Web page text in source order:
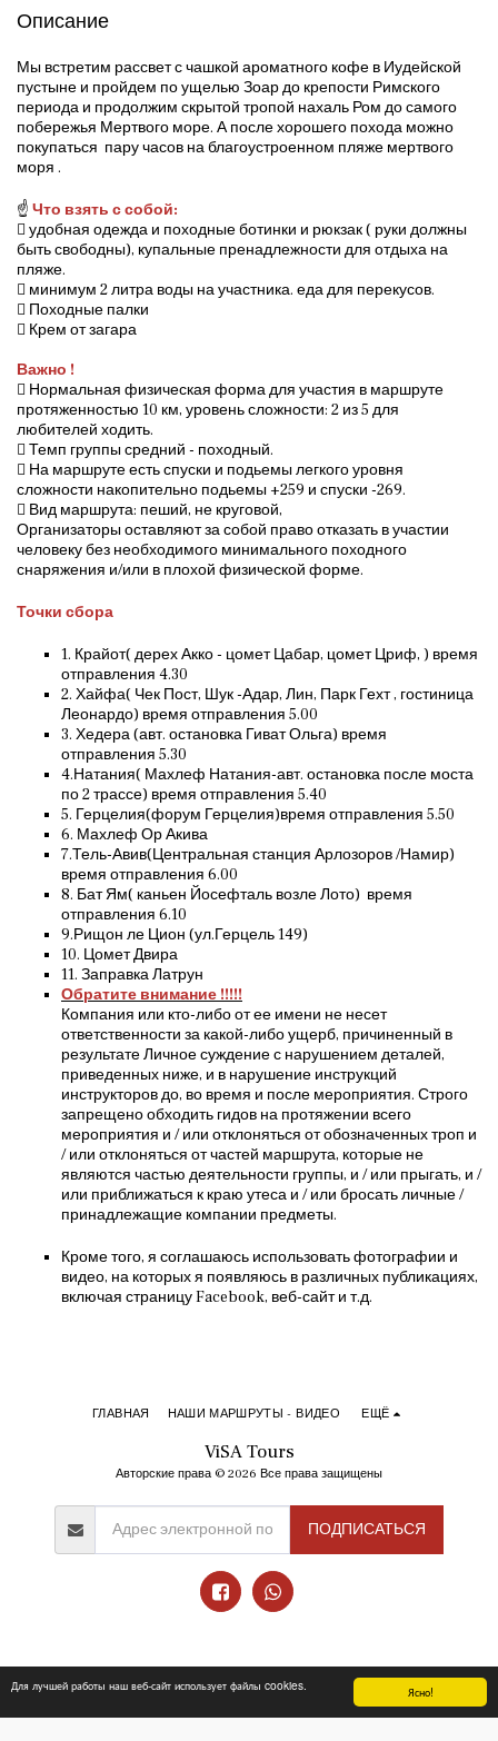
Ясно!
Для лучшей работы наш веб-сайт использует файлы cookies.
Описание
Мы встретим рассвет с чашкой ароматного кофе в Иудейской
пустыне и пройдем по ущелью Зоар до крепости Римского
периода и продолжим скрытой тропой нахаль Ром до самого
побережья Мертвого море. А после хорошего похода можно
покупаться пару часов на благоустроенном пляже мертвого
моря .
☝️ Что взять с собой:
 удобная одежда и походные ботинки и рюкзак ( руки должны
быть свободны), купальные пренадлежности для отдыха на
пляже.
 минимум 2 литра воды на участника. еда для перекусов.
 Походные палки
 Крем от загара
Важно !
 Нормальная физическая форма для участия в маршруте
протяженностью 10 км, уровень сложности: 2 из 5 для
любителей ходить.
 Темп группы средний - походный.
 На маршруте есть спуски и подьемы легкого уровня
сложности накопительно подьемы +259 и спуски -269.
 Вид маршрута: пеший, не круговой,
Организаторы оставляют за собой право отказать в участии
человеку без необходимого минимального походного
снаряжения и/или в плохой физической форме.
Точки сбора
1. Крайот( дерех Акко - цомет Цабар, цомет Цриф, ) время
отправления 4.30
2. Хайфа( Чек Пост, Шук -Адар, Лин, Парк Гехт , гостиница
Леонардо) время отправления 5.00
3. Хедера (авт. остановка Гиват Ольга) время
отправления 5.30
4.Натания( Махлеф Натания-авт. остановка после моста
по 2 трассе) время отправления 5.40
5. Герцелия(форум Герцелия)время отправления 5.50
6. Махлеф Ор Акива
7.Тель-Авив(Центральная станция Арлозоров /Намир)
время отправления 6.00
8. Бат Ям( каньен Йосефталь возле Лото) время
отправления 6.10
9.Рищон ле Цион (ул.Герцель 149)
10. Цомет Двира
11. Заправка Латрун
Обратите внимание !!!!!
Компания или кто-либо от ее имени не несет
ответственности за какой-либо ущерб, причиненный в
результате Личное суждение с нарушением деталей,
приведенных ниже, и в нарушение инструкций
инструкторов до, во время и после мероприятия. Строго
запрещено обходить гидов на протяжении всего
мероприятия и / или отклоняться от обозначенных троп и
/ или отклоняться от частей маршрута, которые не
являются частью деятельности группы, и / или прыгать, и /
или приближаться к краю утеса и / или бросать личные /
принадлежащие компании предметы.
Кроме того, я соглашаюсь использовать фотографии и
видео, на которых я появляюсь в различных публикациях,
включая страницу Facebook, веб-сайт и т.д.
ViSA Tours
Авторские права © 2026 Все права защищены
ГЛАВНАЯ НАШИ МАРШРУТЫ - ВИДЕО ЕЩЁ
ПОДПИСАТЬСЯ